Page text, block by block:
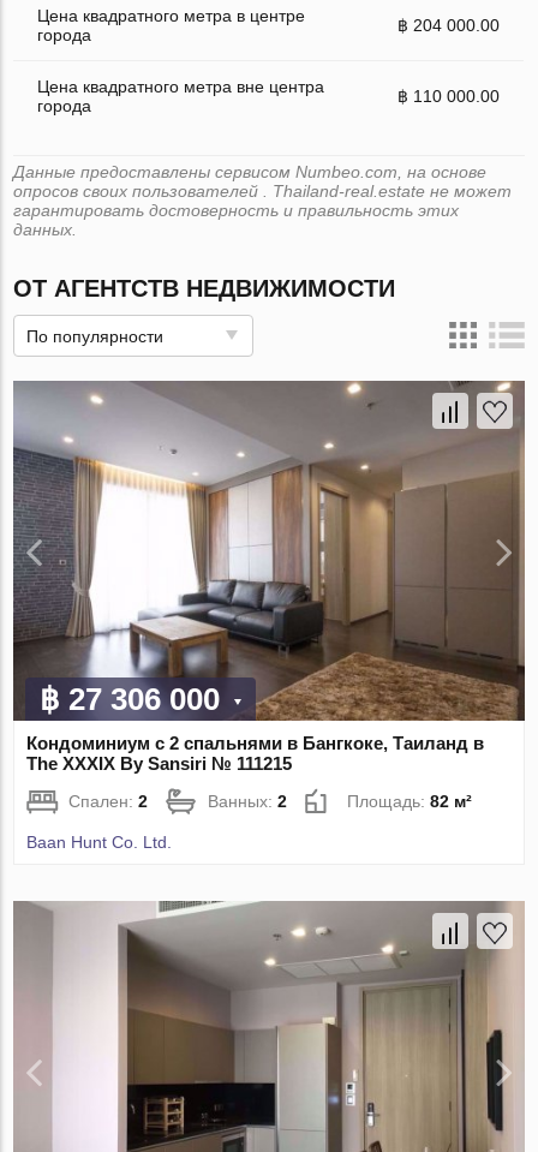
Цена квадратного метра в центре
города
฿ 204 000.00
Цена квадратного метра вне центра
города
฿ 110 000.00
Данные предоставлены сервисом Numbeo.com, на основе
опросов своих пользователей . Thailand-real.estate не может
гарантировать достоверность и правильность этих
данных.
ОТ АГЕНТСТВ НЕДВИЖИМОСТИ
По популярности
฿ 27 306 000
Кондоминиум с 2 спальнями в Бангкоке, Таиланд в
The XXXIX By Sansiri № 111215
Спален:2 Ванных:2 Площадь:82 м²
Baan Hunt Co. Ltd.